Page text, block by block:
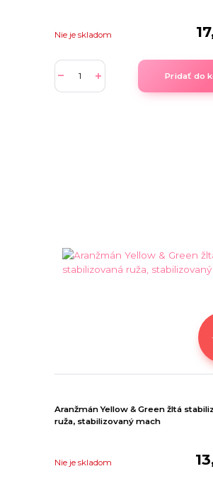
Nie je skladom
Pridať do
Aranžmán Yellow & Green žltá
ruža, stabilizovaný mach
Nie je skladom